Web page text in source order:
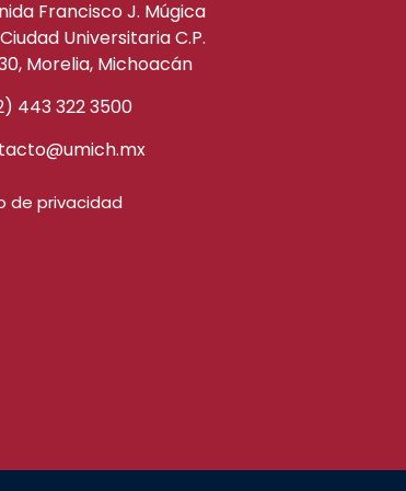
Francisco J. Múgica
Universitaria C.P.
Morelia, Michoacán
443 322 3500
de privacidad